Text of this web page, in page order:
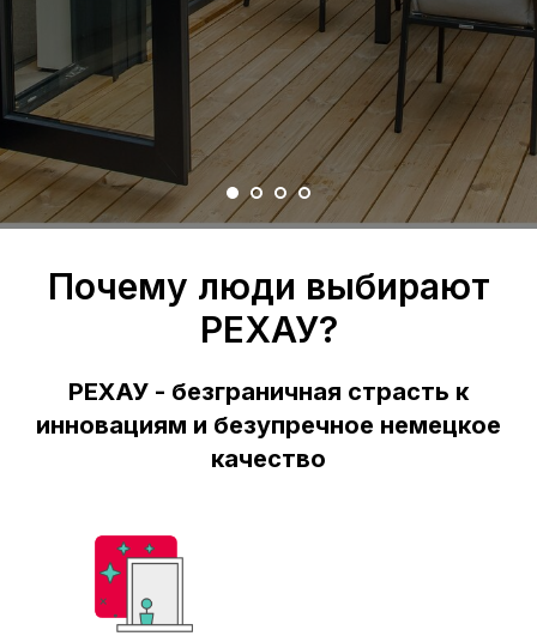
Скидка 10% на
остекление загородного
дома
Почему люди выбирают
РЕХАУ?
РЕХАУ - безграничная страсть к
инновациям и безупречное немецкое
качество